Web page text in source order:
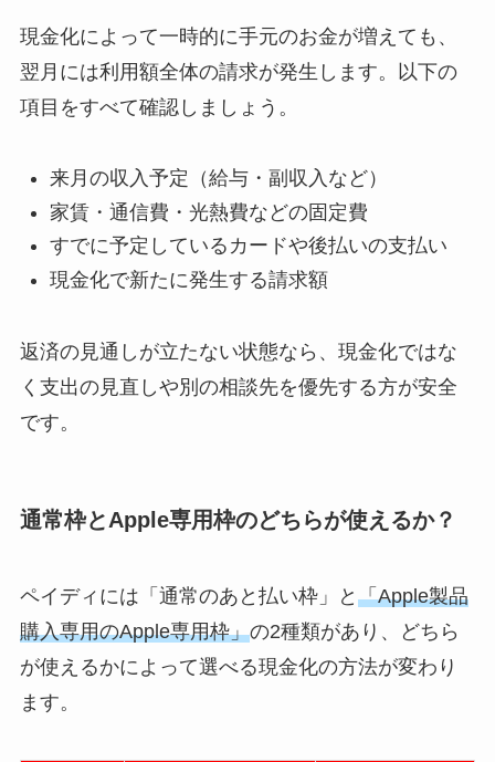
現金化によって一時的に手元のお金が増えても、
翌月には利用額全体の請求が発生します。以下の
項目をすべて確認しましょう。
来月の収入予定（給与・副収入など）
家賃・通信費・光熱費などの固定費
すでに予定しているカードや後払いの支払い
現金化で新たに発生する請求額
返済の見通しが立たない状態なら、現金化ではな
く支出の見直しや別の相談先を優先する方が安全
です。
通常枠とApple専用枠のどちらが使えるか？
ペイディには「通常のあと払い枠」と 「Apple製品
購入専用のApple専用枠」の2種類があり、どちら
が使えるかによって選べる現金化の方法が変わり
ます。